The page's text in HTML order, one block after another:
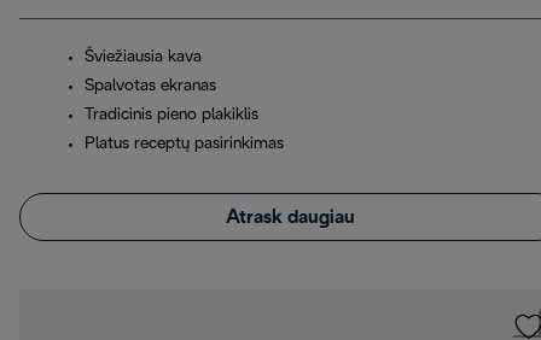
Šviežiausia kava
Spalvotas ekranas
Tradicinis pieno plakiklis
Platus receptų pasirinkimas
Atrask daugiau